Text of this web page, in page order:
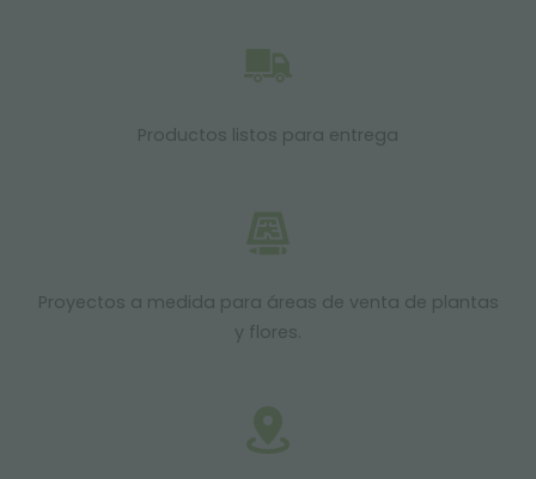
Productos listos para entrega
Proyectos a medida para áreas de venta de plantas
y flores.